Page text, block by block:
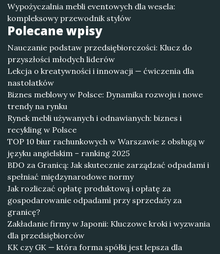
Wypożyczalnia mebli eventowych dla wesela:
kompleksowy przewodnik stylów
Polecane wpisy
Nauczanie podstaw przedsiębiorczości: Klucz do
przyszłości młodych liderów
Lekcja o kreatywności i innowacji — ćwiczenia dla
nastolatków
Biznes meblowy w Polsce: Dynamika rozwoju i nowe
trendy na rynku
Rynek mebli używanych i odnawianych: biznes i
recykling w Polsce
TOP 10 biur rachunkowych w Warszawie z obsługą w
języku angielskim – ranking 2025
BDO za Granicą: Jak skutecznie zarządzać odpadami i
spełniać międzynarodowe normy
Jak rozliczać opłatę produktową i opłatę za
gospodarowanie odpadami przy sprzedaży za
granicę?
Zakładanie firmy w Japonii: Kluczowe kroki i wyzwania
dla przedsiębiorców
KK czy GK — która forma spółki jest lepsza dla